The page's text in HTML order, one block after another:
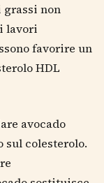
non
lavori
favorire un
HDL
avocado
sul colesterolo.